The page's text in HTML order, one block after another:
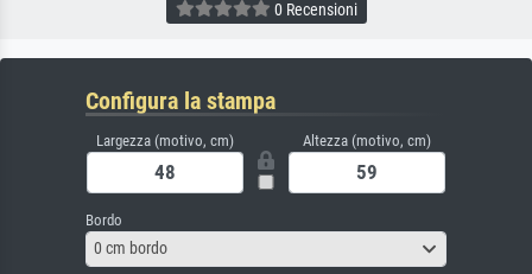
0 Recensioni
Configura la stampa
Largezza (motivo, cm) Altezza (motivo, cm)
Bordo
0 cm bordo